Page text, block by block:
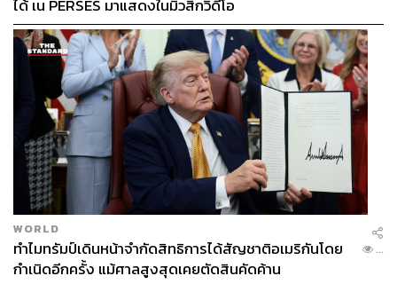
236
ABOUT THE AUTHOR
ปวริศ อำนวยพรไพศาล
Content Creator สำนักข่าว THE
STANDARD WEALTH
ABOUT THE PHOTOGRAPHER
บรรณาธิการภาพ ประจำสำนักข่าว THE
STANDARD
ได้ เน PERSES มาแสดงในมิวสิกวิดีโอ
WORLD
ทำไมทรัมป์เดินหน้าจำกัดสิทธิการได้สัญชาติอเมริกันโดย
กำเนิดอีกครั้ง แม้ศาลสูงสุดเคยตัดสินคัดค้าน
...